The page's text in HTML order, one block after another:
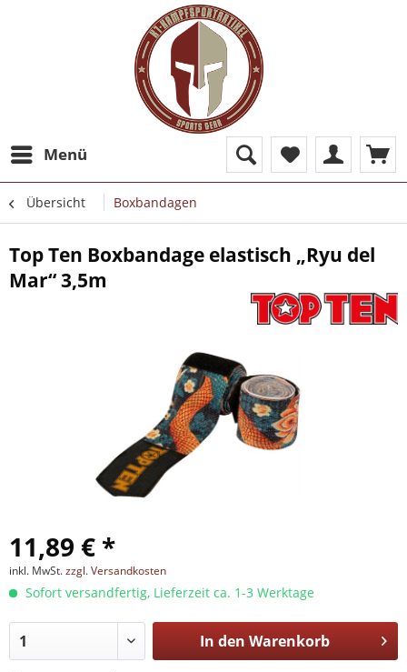
Menü
Übersicht Boxbandagen
Top Ten Boxbandage elastisch „Ryu del
Mar“ 3,5m
11,89 € *
inkl. MwSt.zzgl. Versandkosten
Sofort versandfertig, Lieferzeit ca. 1-3 Werktage
In den Warenkorb